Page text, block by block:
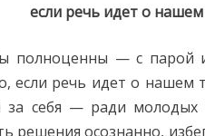
если речь идет о нашем
полноценны — с парой
если речь идет о нашем
за себя — ради
решения осознанно,